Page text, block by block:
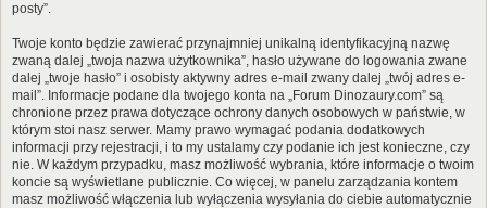
posty”.
Twoje konto będzie zawierać przynajmniej unikalną identyfikacyjną nazwę
zwaną dalej „twoja nazwa użytkownika”, hasło używane do logowania zwane
dalej „twoje hasło” i osobisty aktywny adres e-mail zwany dalej „twój adres e-
mail”. Informacje podane dla twojego konta na „Forum Dinozaury.com” są
chronione przez prawa dotyczące ochrony danych osobowych w państwie, w
którym stoi nasz serwer. Mamy prawo wymagać podania dodatkowych
informacji przy rejestracji, i to my ustalamy czy podanie ich jest konieczne, czy
nie. W każdym przypadku, masz możliwość wybrania, które informacje o twoim
koncie są wyświetlane publicznie. Co więcej, w panelu zarządzania kontem
masz możliwość włączenia lub wyłączenia wysyłania do ciebie automatycznie